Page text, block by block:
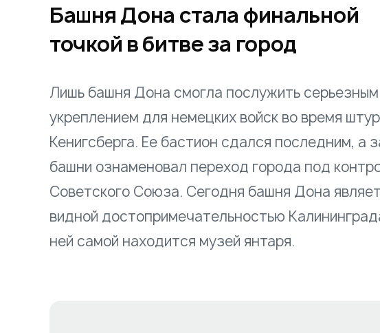
Башня Дона стала финальной
точкой в битве за город
Лишь башня Дона смогла послужить серьезным
укреплением для немецких войск во время
Кенигсберга. Ее бастион сдался последним, а
башни ознаменовал переход города под
Советского Союза. Сегодня башня Дона
видной достопримечательностью
ней самой находится музей янтаря.